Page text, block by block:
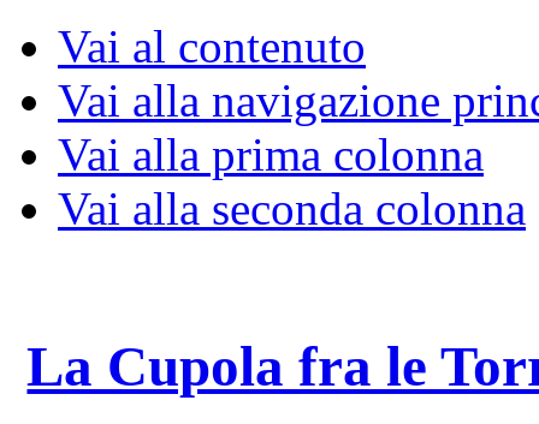
Vai al contenuto
Vai alla navigazione
Vai alla prima colonna
Vai alla seconda colonna
La Cupola fra le